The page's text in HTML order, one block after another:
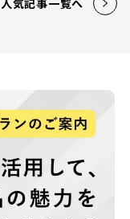
人気記事一覧へ